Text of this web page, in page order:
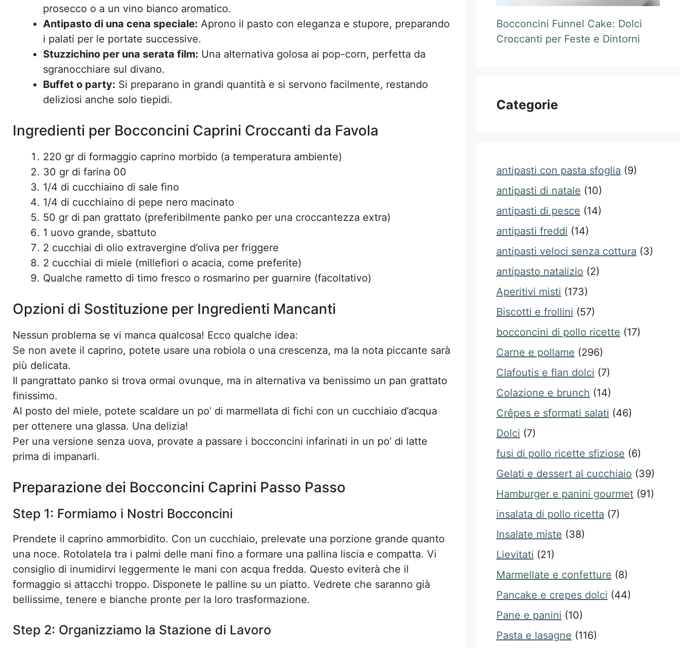
prosecco o a un vino bianco aromatico.
Antipasto di una cena speciale: Aprono il pasto con eleganza e stupore, preparando
i palati per le portate successive.
Stuzzichino per una serata film: Una alternativa golosa ai pop-corn, perfetta da
sgranocchiare sul divano.
Buffet o party: Si preparano in grandi quantità e si servono facilmente, restando
deliziosi anche solo tiepidi.
Ingredienti per Bocconcini Caprini Croccanti da Favola
220 gr di formaggio caprino morbido (a temperatura ambiente)
30 gr di farina 00
1/4 di cucchiaino di sale fino
1/4 di cucchiaino di pepe nero macinato
50 gr di pan grattato (preferibilmente panko per una croccantezza extra)
1 uovo grande, sbattuto
2 cucchiai di olio extravergine d’oliva per friggere
2 cucchiai di miele (millefiori o acacia, come preferite)
Qualche rametto di timo fresco o rosmarino per guarnire (facoltativo)
Opzioni di Sostituzione per Ingredienti Mancanti
Nessun problema se vi manca qualcosa! Ecco qualche idea:
Se non avete il caprino, potete usare una robiola o una crescenza, ma la nota piccante sarà
più delicata.
Il pangrattato panko si trova ormai ovunque, ma in alternativa va benissimo un pan grattato
finissimo.
Al posto del miele, potete scaldare un po’ di marmellata di fichi con un cucchiaio d’acqua
per ottenere una glassa. Una delizia!
Per una versione senza uova, provate a passare i bocconcini infarinati in un po’ di latte
prima di impanarli.
Preparazione dei Bocconcini Caprini Passo Passo
Step 1: Formiamo i Nostri Bocconcini
Prendete il caprino ammorbidito. Con un cucchiaio, prelevate una porzione grande quanto
una noce. Rotolatela tra i palmi delle mani fino a formare una pallina liscia e compatta. Vi
consiglio di inumidirvi leggermente le mani con acqua fredda. Questo eviterà che il
formaggio si attacchi troppo. Disponete le palline su un piatto. Vedrete che saranno già
bellissime, tenere e bianche pronte per la loro trasformazione.
Step 2: Organizziamo la Stazione di Lavoro
Bocconcini Funnel Cake: Dolci
Croccanti per Feste e Dintorni
Categorie
antipasti con pasta sfoglia (9)
antipasti di natale (10)
antipasti di pesce (14)
antipasti freddi (14)
antipasti veloci senza cottura (3)
antipasto natalizio (2)
Aperitivi misti (173)
Biscotti e frollini (57)
bocconcini di pollo ricette (17)
Carne e pollame (296)
Clafoutis e flan dolci (7)
Colazione e brunch (14)
Crêpes e sformati salati (46)
Dolci (7)
fusi di pollo ricette sfiziose (6)
Gelati e dessert al cucchiaio (39)
Hamburger e panini gourmet(91)
insalata di pollo ricetta (7)
Insalate miste (38)
Lievitati (21)
Marmellate e confetture (8)
Pancake e crepes dolci (44)
Pane e panini (10)
Pasta e lasagne (116)